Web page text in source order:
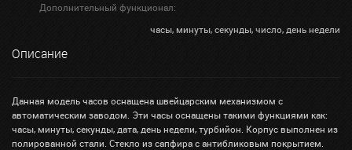
Дополнительный функционал:
часы, минуты, секунды, число, день недели
Описание
Данная модель часов оснащена швейцарским механизмом с
автоматическим заводом. Эти часы оснащены такими функциями как:
часы, минуты, секунды, дата, день недели, турбийон. Корпус выполнен из
полированной стали. Стекло из сапфира с антибликовым покрытием.